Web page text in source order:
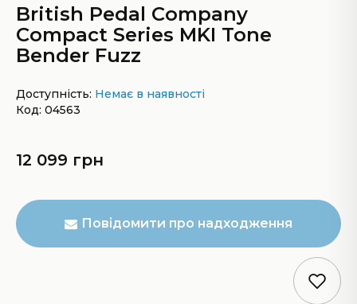
British Pedal Company
Compact Series MKI Tone
Bender Fuzz
Доступність: Немає в наявності
Код: 04563
12 099 грн
Повідомити про надходження